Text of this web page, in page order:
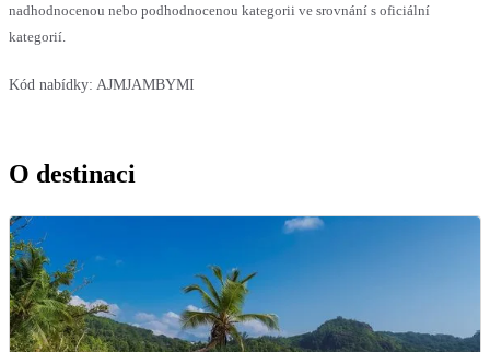
nadhodnocenou nebo podhodnocenou kategorii ve srovnání s oficiální
kategorií.
Kód nabídky: AJMJAMBYMI
O destinaci